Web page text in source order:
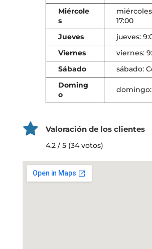
Miércole
s
17:00
Jueves
jueves:
Viernes
viernes:
Sábado
sábado:
Doming
o
Valoración de los clientes
4.2 / 5 (34 votos)